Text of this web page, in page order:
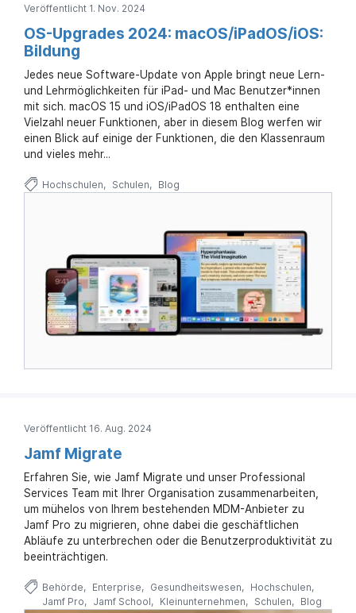
Veröffentlicht 1. Nov. 2024
OS-Upgrades 2024: macOS/iPadOS/iOS:
Bildung
Jedes neue Software-Update von Apple bringt neue Lern-
und Lehrmöglichkeiten für iPad- und Mac Benutzer*innen
mit sich. macOS 15 und iOS/iPadOS 18 enthalten eine
Vielzahl neuer Funktionen, aber in diesem Blog werfen wir
einen Blick auf einige der Funktionen, die den Klassenraum
und vieles mehr...
Hochschulen Schulen Blog
Veröffentlicht 16. Aug. 2024
Jamf Migrate
Erfahren Sie, wie Jamf Migrate und unser Professional
Services Team mit Ihrer Organisation zusammenarbeiten,
um mühelos von Ihrem bestehenden MDM-Anbieter zu
Jamf Pro zu migrieren, ohne dabei die geschäftlichen
Abläufe zu unterbrechen oder die Benutzerproduktivität zu
beeinträchtigen.
Behörde Enterprise Gesundheitswesen
Hochschulen
Jamf Pro
Jamf School Kleinunternehmen Schulen Blog